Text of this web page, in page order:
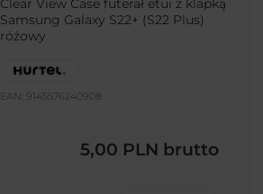
Clear View Case futerał etui z klapką
Samsung Galaxy S22+ (S22 Plus)
różowy
EAN: 9145576240908
5,00 PLN brutto